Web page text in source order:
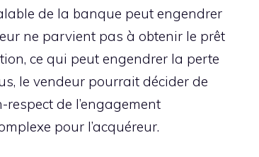
de la banque peut engendrer
ne parvient pas à obtenir le prêt
ce qui peut engendrer la perte
le vendeur pourrait décider de
respect de l’engagement
pour l’acquéreur.